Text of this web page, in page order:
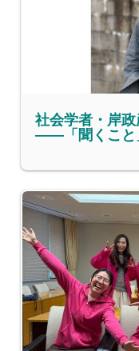
社会学者・岸
――「聞くこと